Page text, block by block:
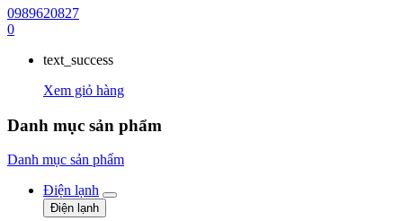
0989620827
0
text_success
Xem giỏ hàng
Danh mục sản phẩm
Danh mục sản phẩm
Điện lạnh
Điện lạnh